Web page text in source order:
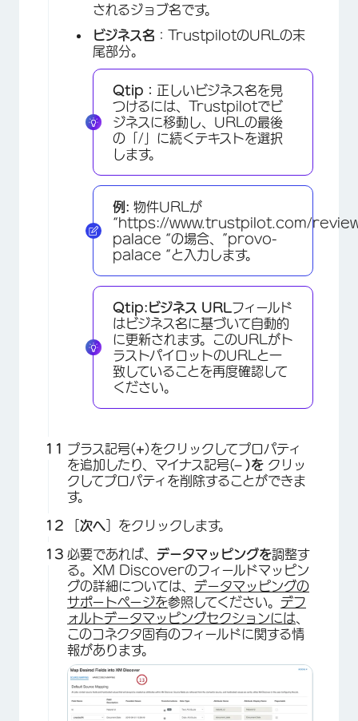
×
されるジョブ名です。
ビジネス名 ：TrustpilotのURLの末
尾部分。
Qtip： 正しいビジネス名を見
つけるには、Trustpilotでビ
ジネスに移動し、URLの最後
の「/」に続くテキストを選択
します。
例: 物件URLが
“https://www.trustpilot.com/
palace “の場合、”provo-
palace “と入力します。
Qtip: ビジネス URL フィールド
はビジネス名に基づいて自動的
に更新されます。このURLがト
ラストパイロットのURLと一
致していることを再度確認して
ください。
プラス記号(+)をクリックしてプロパティ
を追加したり、マイナス記号(– )を クリッ
クしてプロパティを削除することができま
す。
次へ ］をクリックします。
必要であれば、 データマッピングを調整す
る。XM Discoverのフィールドマッピン
グの詳細については、 データマッピングの
サポートページを参照してください。 デフ
ォルトデータマッピングセクションには
このコネクタ固有のフィールドに関する情
報があります。